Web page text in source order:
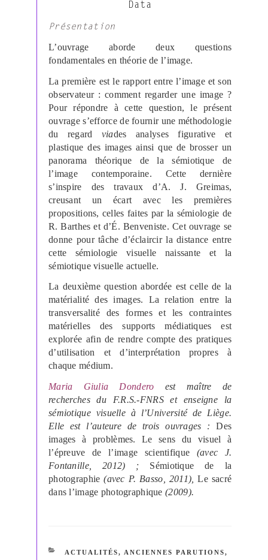
Data
Présentation
L’ouvrage aborde deux questions
fondamentales en théorie de l’image.
La première est le rapport entre l’image et son
observateur : comment regarder une image ?
Pour répondre à cette question, le présent
ouvrage s’efforce de fournir une méthodologie
du regard viades analyses figurative et
plastique des images ainsi que de brosser un
panorama théorique de la sémiotique de
l’image contemporaine. Cette dernière
s’inspire des travaux d’A. J. Greimas,
creusant un écart avec les premières
propositions, celles faites par la sémiologie de
R. Barthes et d’É. Benveniste. Cet ouvrage se
donne pour tâche d’éclaircir la distance entre
cette sémiologie visuelle naissante et la
sémiotique visuelle actuelle.
La deuxième question abordée est celle de la
matérialité des images. La relation entre la
transversalité des formes et les contraintes
matérielles des supports médiatiques est
explorée afin de rendre compte des pratiques
d’utilisation et d’interprétation propres à
chaque médium.
Maria Giulia Dondero est maître de
recherches du F.R.S.-FNRS et enseigne la
sémiotique visuelle à l’Université de Liège.
Elle est l’auteure de trois ouvrages :Des
images à problèmes. Le sens du visuel à
l’épreuve de l’image scientifique (avec J.
Fontanille, 2012) ; Sémiotique de la
photographie(avec P. Basso, 2011),Le sacré
dans l’image photographique(2009).
CATÉGORIES
ACTUALITÉS, ANCIENNES PARUTIONS,